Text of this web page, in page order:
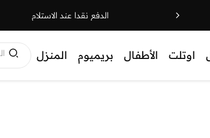
الدفع نقدا عند الاستلام
اوتلت الأطفال بريميوم المنزل